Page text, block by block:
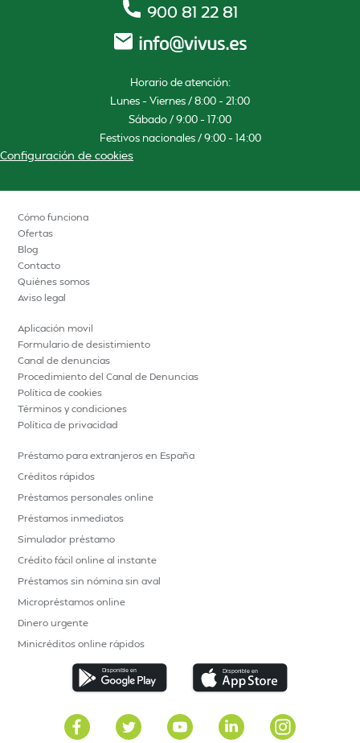
900 81 22 81
Horario de atención:
Lunes – Viernes / 8:00 – 21:00
Sábado / 9:00 – 17:00
Festivos nacionales / 9:00 – 14:00
Configuración de cookies
Cómo funciona
Ofertas
Blog
Contacto
Quiénes somos
Aviso legal
Aplicación movil
Formulario de desistimiento
Canal de denuncias
Procedimiento del Canal de Denuncias
Política de cookies
Términos y condiciones
Política de privacidad
Préstamo para extranjeros en España
Créditos rápidos
Préstamos personales online
Préstamos inmediatos
Simulador préstamo
Crédito fácil online al instante
Préstamos sin nómina sin aval
Micropréstamos online
Dinero urgente
Minicréditos online rápidos